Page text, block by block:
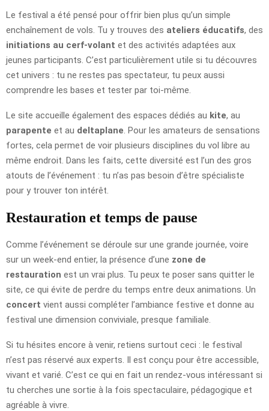
Le festival a été pensé pour offrir bien plus qu’un simple
enchaînement de vols. Tu y trouves des ateliers éducatifs, des
initiations au cerf-volant et des activités adaptées aux
jeunes participants. C’est particulièrement utile si tu découvres
cet univers : tu ne restes pas spectateur, tu peux aussi
comprendre les bases et tester par toi-même.
Le site accueille également des espaces dédiés au kite, au
parapente et au deltaplane . Pour les amateurs de sensations
fortes, cela permet de voir plusieurs disciplines du vol libre au
même endroit. Dans les faits, cette diversité est l’un des gros
atouts de l’événement : tu n’as pas besoin d’être spécialiste
pour y trouver ton intérêt.
Restauration et temps de pause
Comme l’événement se déroule sur une grande journée, voire
sur un week-end entier, la présence d’une zone de
restauration est un vrai plus. Tu peux te poser sans quitter le
site, ce qui évite de perdre du temps entre deux animations. Un
concert vient aussi compléter l’ambiance festive et donne au
festival une dimension conviviale, presque familiale.
Si tu hésites encore à venir, retiens surtout ceci : le festival
n’est pas réservé aux experts. Il est conçu pour être accessible,
vivant et varié. C’est ce qui en fait un rendez-vous intéressant si
tu cherches une sortie à la fois spectaculaire, pédagogique et
agréable à vivre.